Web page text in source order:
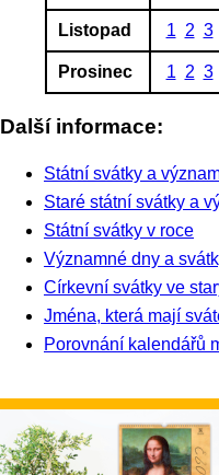
Listopad 1 2 3
Prosinec 1 2 3
Další informace:
Státní svátky a
Staré státní svátky a
Státní svátky v roce
Významné dny a
Církevní svátky ve
Jména, která mají
Porovnání kalendářů